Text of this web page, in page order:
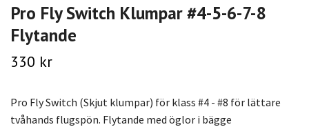
Pro Fly Switch Klumpar #4-5-6-7-8
Flytande
330 kr
Pro Fly Switch (Skjut klumpar) för klass #4 - #8 för lättare
tvåhands flugspön. Flytande med öglor i bägge